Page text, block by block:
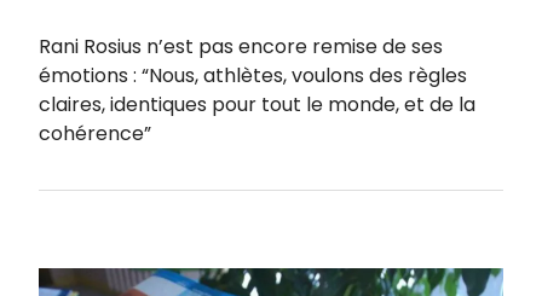
Rani Rosius n’est pas encore remise de ses
émotions : “Nous, athlètes, voulons des règles
claires, identiques pour tout le monde, et de la
cohérence”